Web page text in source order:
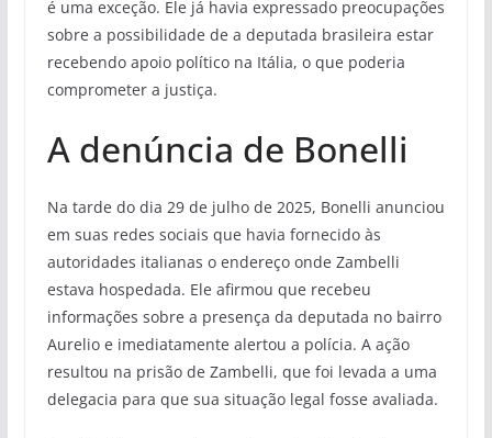
é uma exceção. Ele já havia expressado preocupações
sobre a possibilidade de a deputada brasileira estar
recebendo apoio político na Itália, o que poderia
comprometer a justiça.
A denúncia de Bonelli
Na tarde do dia 29 de julho de 2025, Bonelli anunciou
em suas redes sociais que havia fornecido às
autoridades italianas o endereço onde Zambelli
estava hospedada. Ele afirmou que recebeu
informações sobre a presença da deputada no bairro
Aurelio e imediatamente alertou a polícia. A ação
resultou na prisão de Zambelli, que foi levada a uma
delegacia para que sua situação legal fosse avaliada.